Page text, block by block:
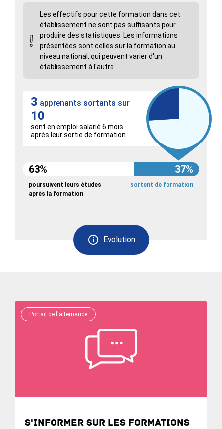
Les effectifs pour cette formation dans cet
établissement ne sont pas suffisants pour
produire des statistiques. Les informations
présentées sont celles sur la formation au
niveau national, qui peuvent varier d'un
établissement à l'autre.
Evolution
3 apprenants sortants sur
10
sont en emploi salarié 6 mois
après leur sortie de formation
63% 37%
poursuivent leurs études
après la formation
sortent de formation
Portail de l'alternance
S'informer sur les formations